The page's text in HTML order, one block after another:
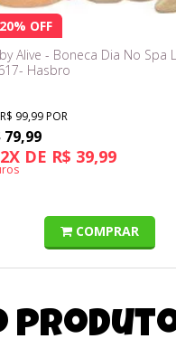
20% OFF
Alive - Boneca Dia No Spa
Hasbro
99,99 POR
79,99
2X DE R$ 39,99
COMPRAR